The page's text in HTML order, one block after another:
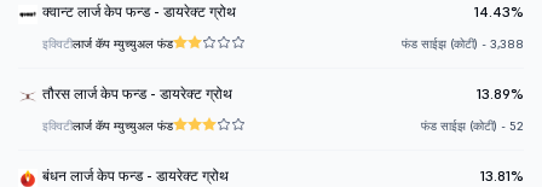
क्वान्ट लार्ज केप फन्ड - डायरेक्ट ग्रोथ 14.43%
इक्विटीलार्ज कॅप म्युच्युअल फंड फंड साईझ (कोटी) - 3,388
तौरस लार्ज केप फन्ड - डायरेक्ट ग्रोथ 13.89%
इक्विटीलार्ज कॅप म्युच्युअल फंड फंड साईझ (कोटी) - 52
बंधन लार्ज केप फन्ड - डायरेक्ट ग्रोथ 13.81%